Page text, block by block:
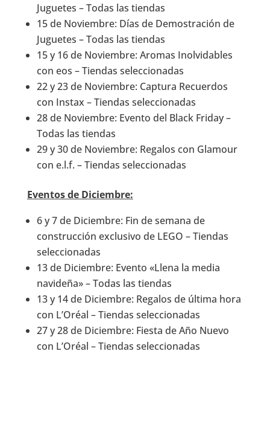
Juguetes – Todas las tiendas
15 de Noviembre: Días de Demostración de
Juguetes – Todas las tiendas
15 y 16 de Noviembre: Aromas Inolvidables
con eos – Tiendas seleccionadas
22 y 23 de Noviembre: Captura Recuerdos
con Instax – Tiendas seleccionadas
28 de Noviembre: Evento del Black Friday –
Todas las tiendas
29 y 30 de Noviembre: Regalos con Glamour
con e.l.f. – Tiendas seleccionadas
Eventos de Diciembre:
6 y 7 de Diciembre: Fin de semana de
construcción exclusivo de LEGO – Tiendas
seleccionadas
13 de Diciembre: Evento «Llena la media
navideña» – Todas las tiendas
13 y 14 de Diciembre: Regalos de última hora
con L’Oréal – Tiendas seleccionadas
27 y 28 de Diciembre: Fiesta de Año Nuevo
con L’Oréal – Tiendas seleccionadas